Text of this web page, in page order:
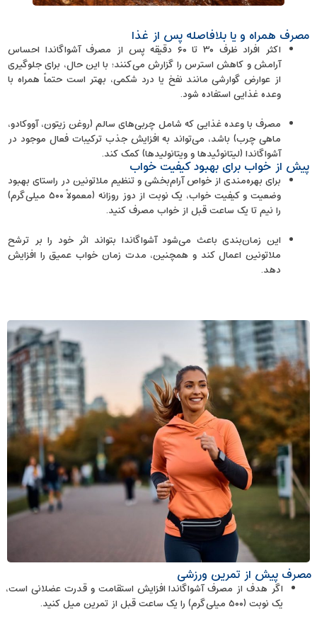
مصرف همراه و یا بلافاصله پس از غذا
اکثر افراد ظرف ۳۰ تا ۶۰ دقیقه پس از مصرف آشواگاندا احساس
آرامش و کاهش استرس را گزارش می‌کنند؛ با این حال، برای جلوگیری
از عوارض گوارشی مانند نفخ یا درد شکمی، بهتر است حتماً همراه با
وعده غذایی استفاده شود.
مصرف با وعده‌ غذایی که شامل چربی‌های سالم (روغن زیتون، آووکادو،
ماهی چرب) باشد، می‌تواند به افزایش جذب ترکیبات فعال موجود در
آشواگاندا (لیتانوئیدها و ویتانولیدها) کمک کند.
پیش از خواب برای بهبود کیفیت خواب
برای بهره‌مندی از خواص آرام‌بخشی و تنظیم ملاتونین در راستای بهبود
وضعیت و کیفیت خواب، یک نوبت از دوز روزانه (معمولاً ۵۰۰ میلی‌گرم)
را نیم تا یک ساعت قبل از خواب مصرف کنید.
این زمان‌بندی باعث می‌شود آشواگاندا بتواند اثر خود را بر ترشح
ملاتونین اعمال کند و همچنین، مدت زمان خواب عمیق را افزایش
دهد.
مصرف پیش از تمرین ورزشی
اگر هدف از مصرف آشواگاندا افزایش استقامت و قدرت عضلانی است،
یک نوبت (۵۰۰ میلی‌گرم) را یک ساعت قبل از تمرین میل کنید.